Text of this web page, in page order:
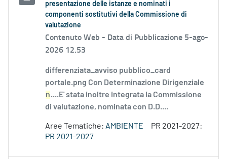
presentazione delle istanze e nominati i
componenti sostitutivi della Commissione di
valutazione
Contenuto Web - Data di Pubblicazione 5-ago-
2026 12.53
differenziata_avviso pubblico_card
portale.png Con Determinazione Dirigenziale
n....E' stata inoltre integrata la Commissione
di valutazione, nominata con D.D....
Aree Tematiche: AMBIENTE
PR 2021-2027:
PR 2021-2027